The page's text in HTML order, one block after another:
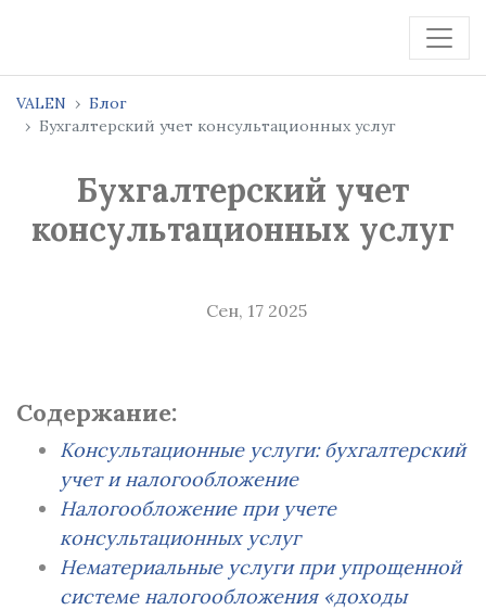
VALEN
Блог
Бухгалтерский учет консультационных услуг
Бухгалтерский учет
консультационных услуг
Сен, 17 2025
Содержание:
Консультационные услуги: бухгалтерский
учет и налогообложение
Налогообложение при учете
консультационных услуг
Нематериальные услуги при упрощенной
системе налогообложения «доходы